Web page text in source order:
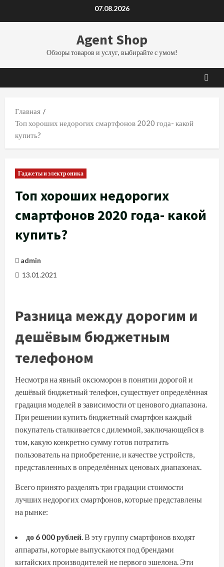
07.08.2026
Agent Shop
Обзоры товаров и услуг, выбирайте с умом!
Главная
Топ хороших недорогих смартфонов 2020 года- какой
купить?
Гаджеты и электроника
Топ хороших недорогих
смартфонов 2020 года- какой
купить?
admin
13.01.2021
Разница между дорогим и
дешёвым бюджетным
телефоном
Несмотря на явный оксюморон в понятии дорогой и
дешёвый бюджетный телефон, существует определённая
градация моделей в зависимости от ценового диапазона.
При решении купить бюджетный смартфон каждый
покупатель сталкивается с дилеммой, заключающейся в
том, какую конкретно сумму готов потратить
пользователь на приобретение, и качестве устройств,
представленных в определённых ценовых диапазонах.
Всего принято разделять три градации стоимости
лучших недорогих смартфонов, которые представлены
на рынке:
до 6 000 рублей. В эту группу смартфонов входят
аппараты, которые выпускаются под брендами
китайских производителей не первого эшелона. Эти